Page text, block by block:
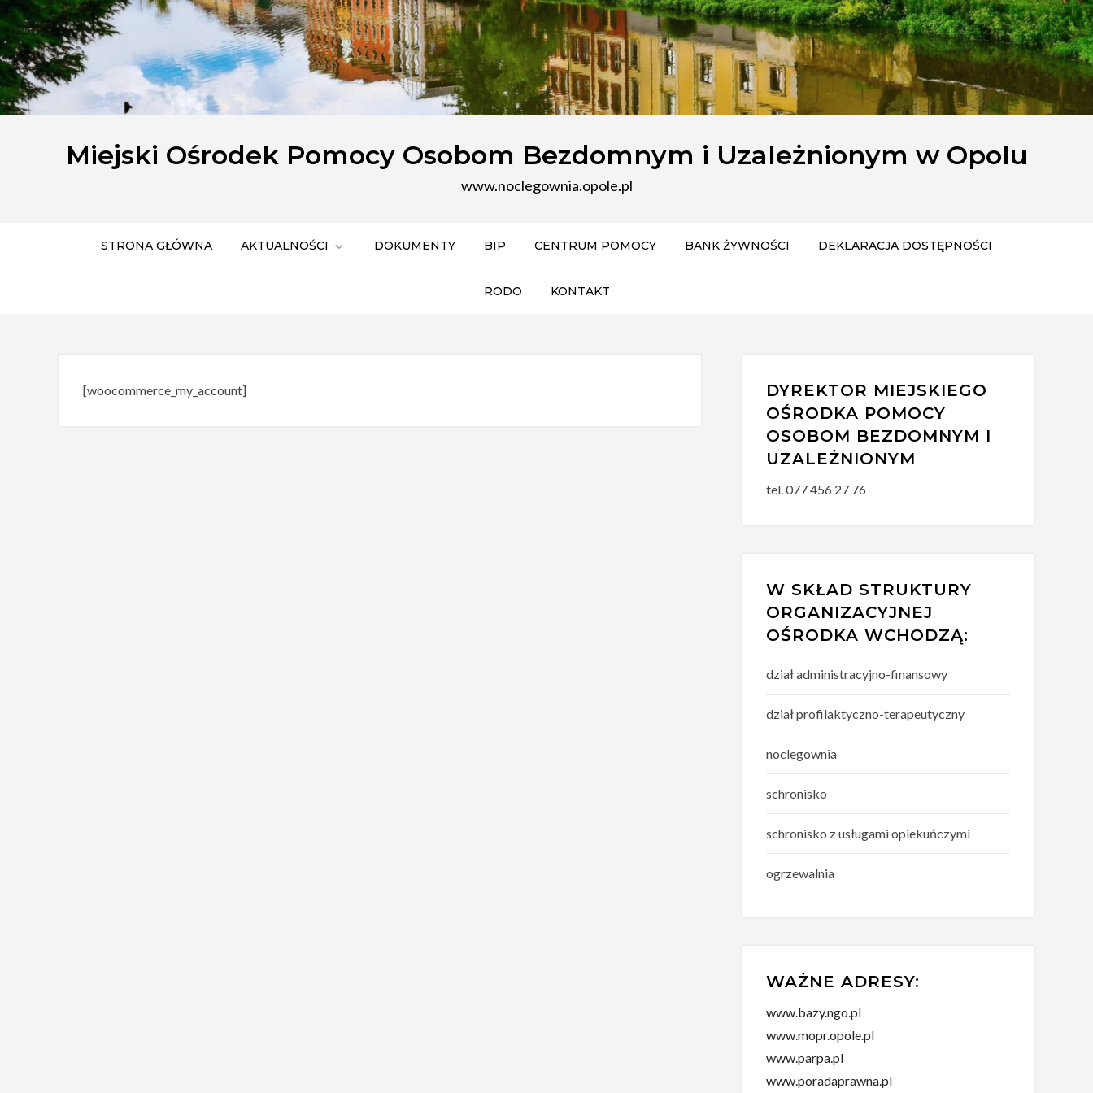
Miejski Ośrodek Pomocy Osobom Bezdomnym i Uzależnionym w Opolu
www.noclegownia.opole.pl
STRONA GŁÓWNA AKTUALNOŚCI DOKUMENTY BIP CENTRUM POMOCY BANK ŻYWNOŚCI DEKLARACJA DOSTĘPNOŚCI
RODO KONTAKT
[woocommerce_my_account]
DYREKTOR MIEJSKIEGO
OŚRODKA POMOCY
OSOBOM BEZDOMNYM I
UZALEŻNIONYM
tel. 077 456 27 76
W SKŁAD STRUKTURY
ORGANIZACYJNEJ
OŚRODKA WCHODZĄ:
dział administracyjno-finansowy
dział profilaktyczno-terapeutyczny
noclegownia
schronisko
schronisko z usługami opiekuńczymi
ogrzewalnia
WAŻNE ADRESY:
www.bazy.ngo.pl
www.mopr.opole.pl
www.parpa.pl
www.poradaprawna.pl